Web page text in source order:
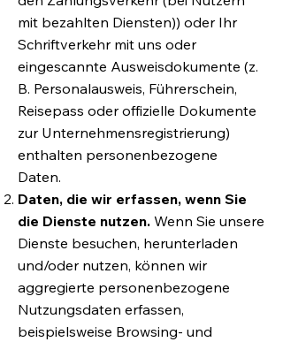
mit bezahlten Diensten)) oder Ihr
Schriftverkehr mit uns oder
eingescannte Ausweisdokumente (z.
B. Personalausweis, Führerschein,
Reisepass oder offizielle Dokumente
zur Unternehmensregistrierung)
enthalten personenbezogene
Daten.
Daten, die wir erfassen, wenn Sie
die Dienste nutzen. Wenn Sie unsere
Dienste besuchen, herunterladen
und/oder nutzen, können wir
aggregierte personenbezogene
Nutzungsdaten erfassen,
beispielsweise Browsing- und